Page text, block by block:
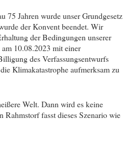
75 Jahren wurde unser Grundgesetz
der Konvent beendet. Wir
der Bedingungen unserer
10.08.2023 mit einer
des Verfassungsentwurfs
Klimakatastrophe aufmerksam zu
Welt. Dann wird es keine
Rahmstorf fasst dieses Szenario wie